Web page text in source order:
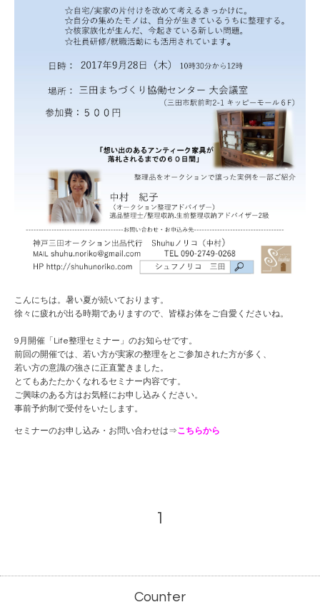
こんにちは。暑い夏が続いております。
徐々に疲れが出る時期でありますので、皆様お体をご自愛くださいね。
9月開催「Life整理セミナー」のお知らせです。
前回の開催では、若い方が実家の整理をとご参加された方が多く、
若い方の意識の強さに正直驚きました。
とてもあたたかくなれるセミナー内容です。
ご興味のある方はお気軽にお申し込みください。
事前予約制で受付をいたします。
セミナーのお申し込み・お問い合わせは⇒こちらから
1
Counter